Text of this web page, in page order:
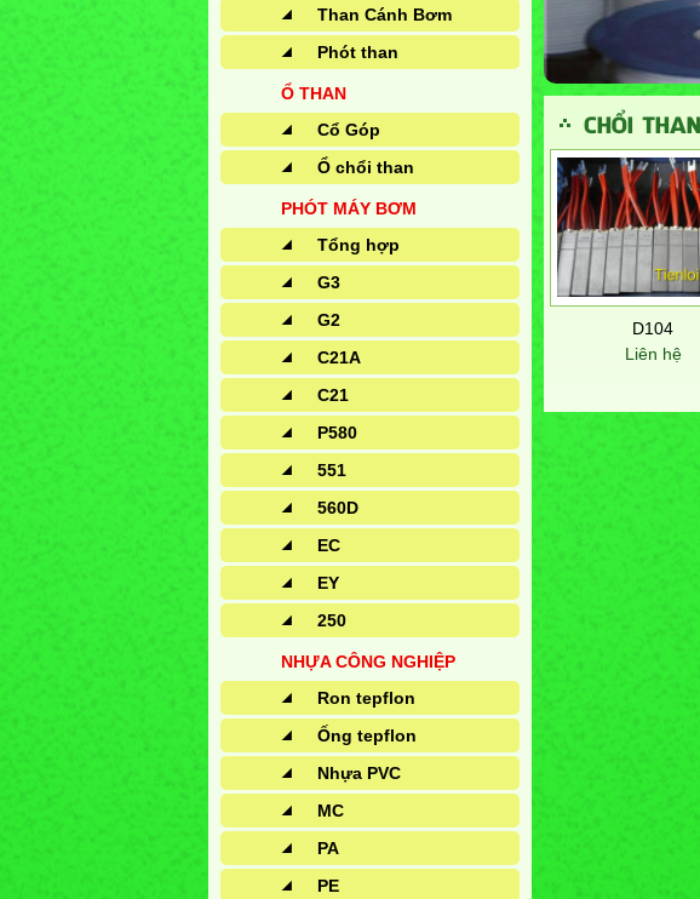
Than Cánh Bơm
Phót than
Ổ THAN
Cổ Góp
Ổ chổi than
PHÓT MÁY BƠM
Tổng hợp
G3
G2
C21A
C21
P580
551
560D
EC
EY
250
NHỰA CÔNG NGHIỆP
Ron tepflon
Ống tepflon
Nhựa PVC
MC
PA
PE
CHỔI
D104
Liên hệ